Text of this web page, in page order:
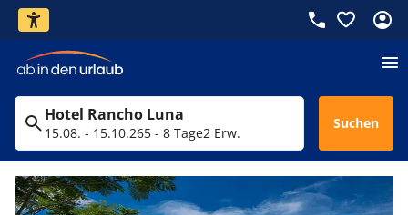
Hotel Rancho Luna
15.08. - 15.10.265 - 8 Tage2 Erw.
Suchen